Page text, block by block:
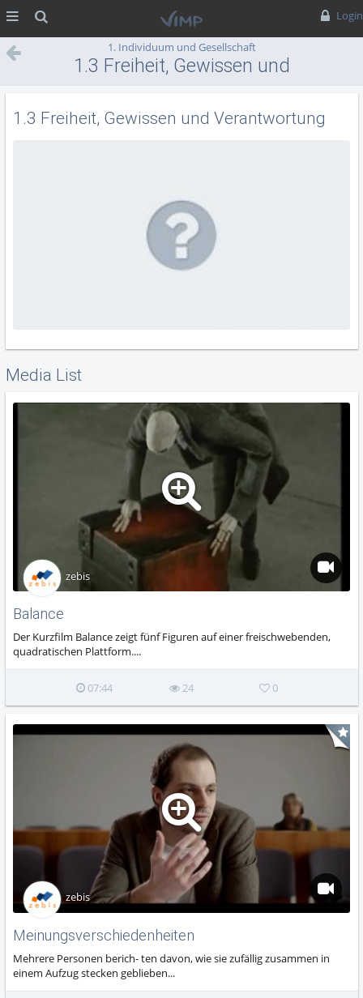
Login
1. Individuum und Gesellschaft
1.3 Freiheit, Gewissen und
Verantwortung
1.3 Freiheit, Gewissen und Verantwortung
Media List
Balance
Der Kurzfilm Balance zeigt fünf Figuren auf einer freischwebenden,
quadratischen Plattform....
zebis
07:44 24 0
Meinungsverschiedenheiten
Mehrere Personen berich- ten davon, wie sie zufällig zusammen in
einem Aufzug stecken geblieben...
zebis